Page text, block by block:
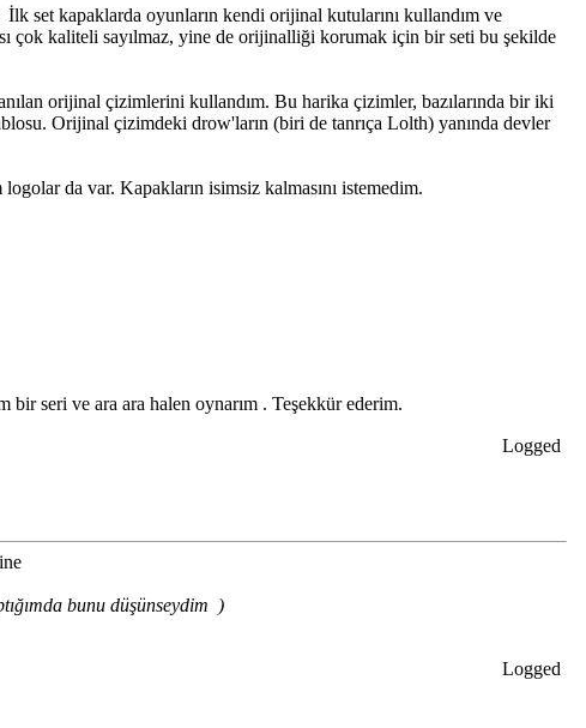
İlk set kapaklarda oyunların kendi orijinal kutularını kullandım ve
çok kaliteli sayılmaz, yine de orijinalliği korumak için bir seti bu şekilde
orijinal çizimlerini kullandım. Bu harika çizimler, bazılarında bir iki
Orijinal çizimdeki drow'ların (biri de tanrıça Lolth) yanında devler
da var. Kapakların isimsiz kalmasını istemedim.
bir seri ve ara ara halen oynarım . Teşekkür ederim.
Logged
bunu düşünseydim )
Logged